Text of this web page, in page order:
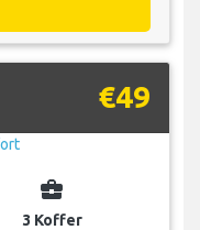
€49
business_center
3 Koffer